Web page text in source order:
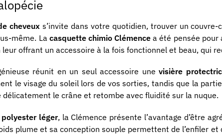
cheveux s’invite dans votre quotidien, trouver un
même. La casquette chimio Clémence a été pensée pour
leur offrant un accessoire à la fois fonctionnel et beau, qui
réunit en un seul accessoire unevisière
le visage du soleil lors de vos sorties, tandis que la
délicatement le crâne et retombe avec fluidité sur la nuque.
polyester léger, la Clémence présente l’avantage d’être
plume et sa conception souple permettent de l’enfiler